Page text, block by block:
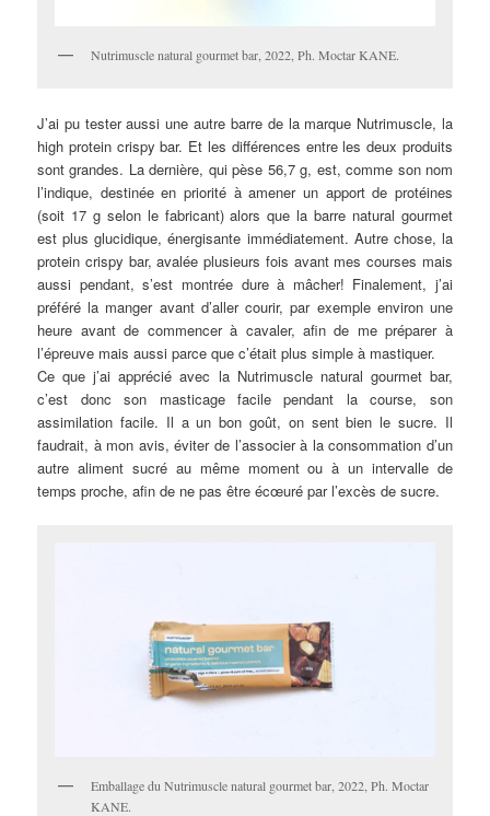
Nutrimuscle natural gourmet bar, 2022, Ph. Moctar KANE.
J’ai pu tester aussi une autre barre de la marque Nutrimuscle, la
high protein crispy bar. Et les différences entre les deux produits
sont grandes. La dernière, qui pèse 56,7 g, est, comme son nom
l’indique, destinée en priorité à amener un apport de protéines
(soit 17 g selon le fabricant) alors que la barre natural gourmet
est plus glucidique, énergisante immédiatement. Autre chose, la
protein crispy bar, avalée plusieurs fois avant mes courses mais
aussi pendant, s’est montrée dure à mâcher! Finalement, j’ai
préféré la manger avant d’aller courir, par exemple environ une
heure avant de commencer à cavaler, afin de me préparer à
l’épreuve mais aussi parce que c’était plus simple à mastiquer.
Ce que j’ai apprécié avec la Nutrimuscle natural gourmet bar,
c’est donc son masticage facile pendant la course, son
assimilation facile. Il a un bon goût, on sent bien le sucre. Il
faudrait, à mon avis, éviter de l’associer à la consommation d’un
autre aliment sucré au même moment ou à un intervalle de
temps proche, afin de ne pas être écœuré par l’excès de sucre.
Emballage du Nutrimuscle natural gourmet bar, 2022, Ph. Moctar
KANE.